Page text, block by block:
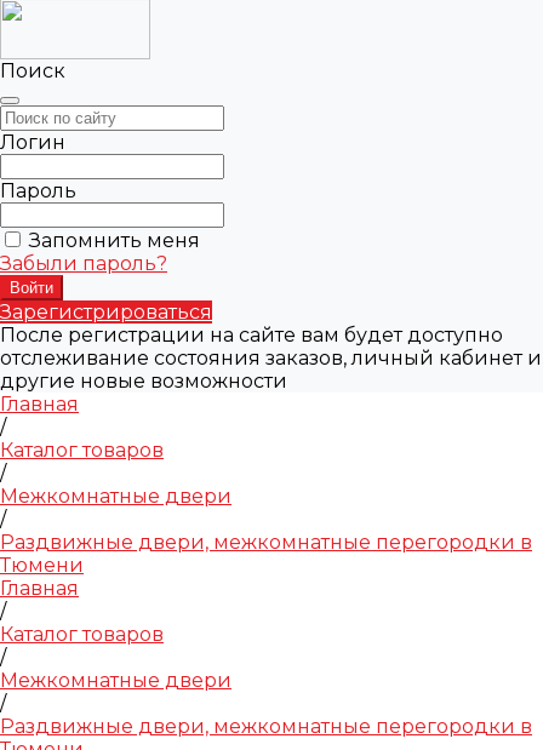
Поиск
Логин
Пароль
Запомнить меня
Забыли пароль?
Зарегистрироваться
После регистрации на сайте вам будет доступно
отслеживание состояния заказов, личный кабинет и
другие новые возможности
Главная
/
Каталог товаров
/
Межкомнатные двери
/
Раздвижные двери, межкомнатные перегородки в
Тюмени
Главная
/
Каталог товаров
/
Межкомнатные двери
/
Раздвижные двери, межкомнатные перегородки в